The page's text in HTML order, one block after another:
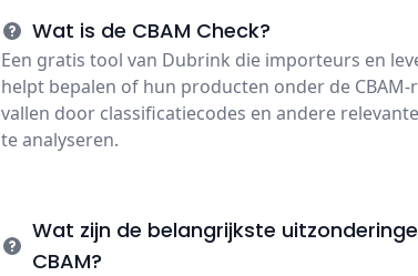
Wat is de CBAM Check?
Een gratis tool van Dubrink die importeurs en
helpt bepalen of hun producten onder de CBAM-
vallen door classificatiecodes en andere
te analyseren.
Wat zijn de belangrijkste
CBAM?